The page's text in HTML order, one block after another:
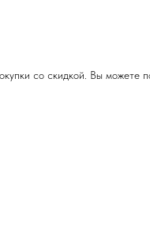
со скидкой. Вы можете